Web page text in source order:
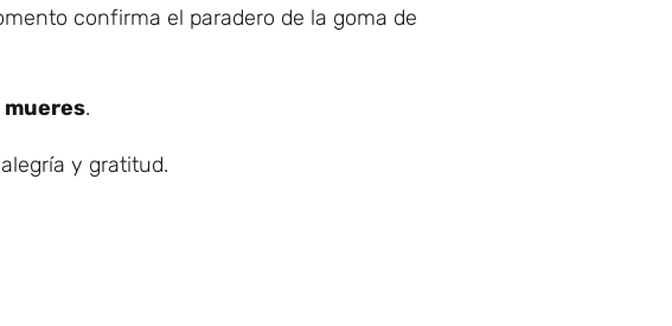
confirma el paradero de la goma de
mueres.
y gratitud.